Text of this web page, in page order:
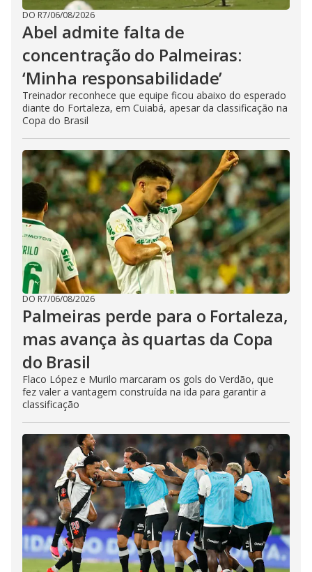
DO R7/06/08/2026
Abel admite falta de
concentração do Palmeiras:
‘Minha responsabilidade’
Treinador reconhece que equipe ficou abaixo do esperado
diante do Fortaleza, em Cuiabá, apesar da classificação na
Copa do Brasil
DO R7/06/08/2026
Palmeiras perde para o Fortaleza,
mas avança às quartas da Copa
do Brasil
Flaco López e Murilo marcaram os gols do Verdão, que
fez valer a vantagem construída na ida para garantir a
classificação